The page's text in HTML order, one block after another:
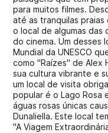
para muitos filmes.
até as tranquilas
o local de algumas das
do cinema. Um desses
Mundial da UNESCO
como "Raízes" de Alex
sua cultura vibrante e
um local de visita
popular é o Lago Rosa
águas rosas únicas
Dunaliella. Este local
"A Viagem